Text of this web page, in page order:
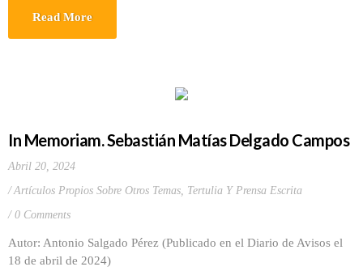
Read More
In Memoriam. Sebastián Matías Delgado Campos
Abril 20, 2024
Artículos Propios Sobre Otros Temas, Tertulia Y Prensa Escrita
0 Comments
Autor: Antonio Salgado Pérez (Publicado en el Diario de Avisos el
18 de abril de 2024)